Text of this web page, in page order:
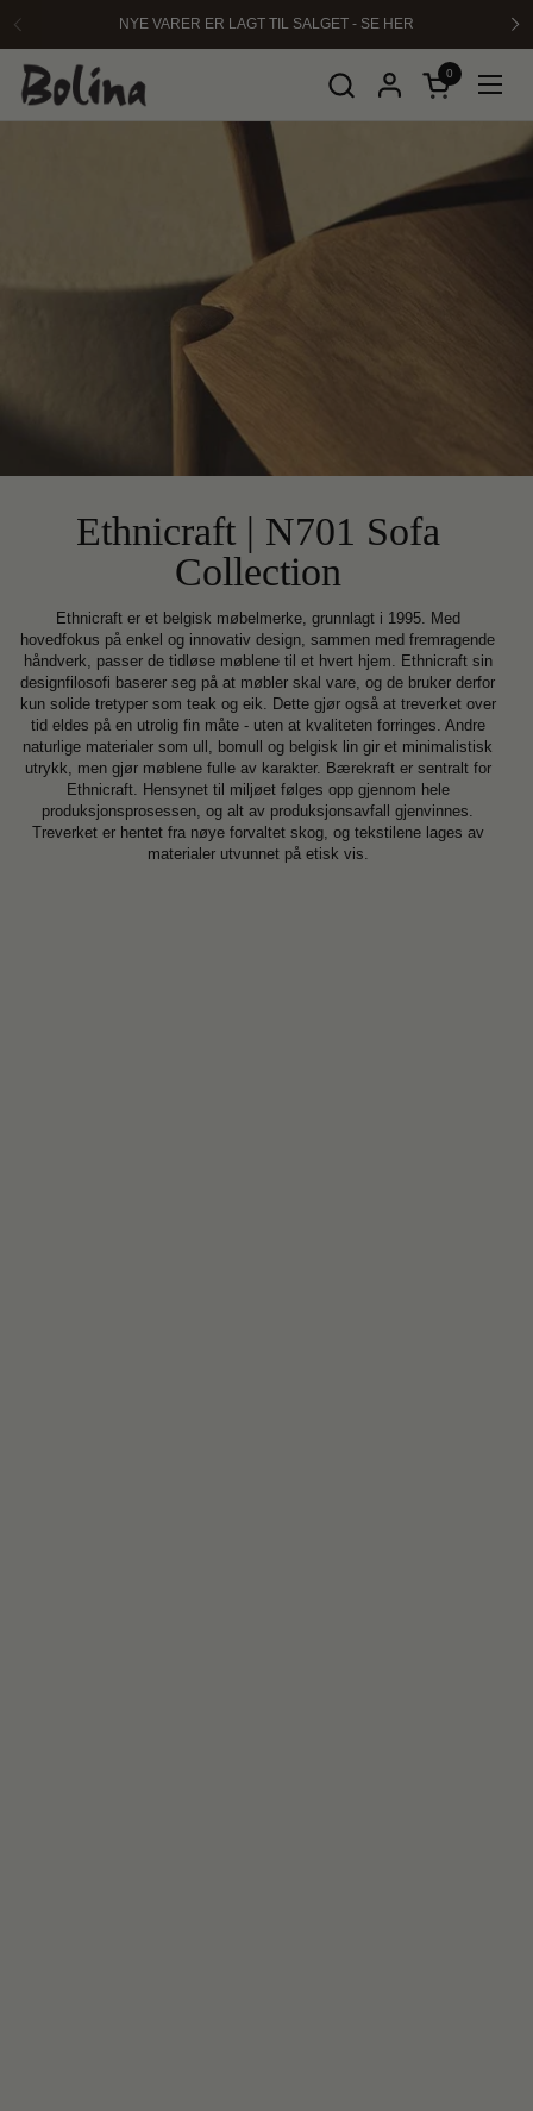
Forrige
NYE VARER ER LAGT TIL SALGET - SE HER
Åpen kurven
0
Åpne
Ethnicraft | N701 Sofa
Collection
Ethnicraft er et belgisk møbelmerke, grunnlagt i 1995. Med
hovedfokus på enkel og innovativ design, sammen med fremragende
håndverk, passer de tidløse møblene til et hvert hjem. Ethnicraft sin
designfilosofi baserer seg på at møbler skal vare, og de bruker derfor
kun solide tretyper som teak og eik. Dette gjør også at treverket over
tid eldes på en utrolig fin måte - uten at kvaliteten forringes. Andre
naturlige materialer som ull, bomull og belgisk lin gir et minimalistisk
utrykk, men gjør møblene fulle av karakter. Bærekraft er sentralt for
Ethnicraft. Hensynet til miljøet følges opp gjennom hele
produksjonsprosessen, og alt av produksjonsavfall gjenvinnes.
Treverket er hentet fra nøye forvaltet skog, og tekstilene lages av
materialer utvunnet på etisk vis.